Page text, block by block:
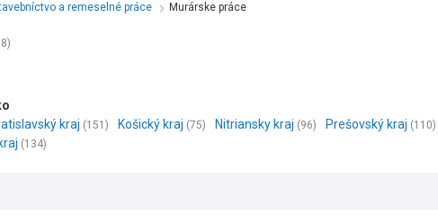
a remeselné práce Murárske práce
kraj (151) Košický kraj (75) Nitriansky kraj (96) Prešovský kraj (110)
(134)